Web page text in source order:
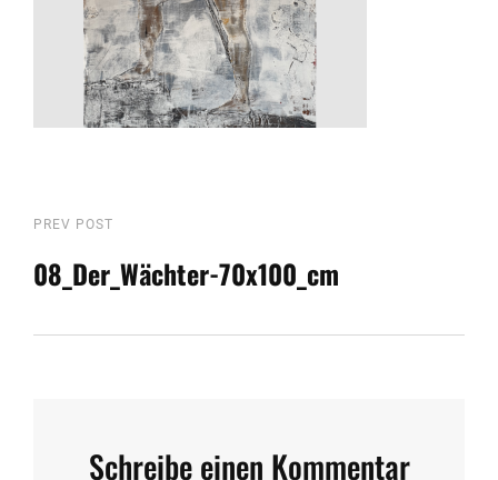
Beitragsnavigation
Previous
Post
PREV POST
08_Der_Wächter-70x100_cm
Schreibe einen Kommentar